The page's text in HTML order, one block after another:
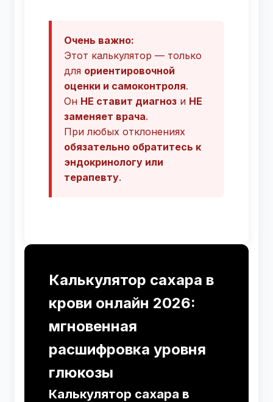
Очень важно:
Этот калькулятор — только
для ориентировочной
оценки и самоконтроля.
Он НЕ ставит диагноз и НЕ
заменяет врача.
При любых отклонениях
обязательно обратитесь к
эндокринологу или
терапевту.
Калькулятор сахара в
крови онлайн 2026:
мгновенная
расшифровка уровня
глюкозы
Калькулятор сахара в